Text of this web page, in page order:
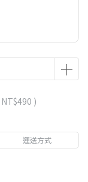
NT$490 )
運送方式